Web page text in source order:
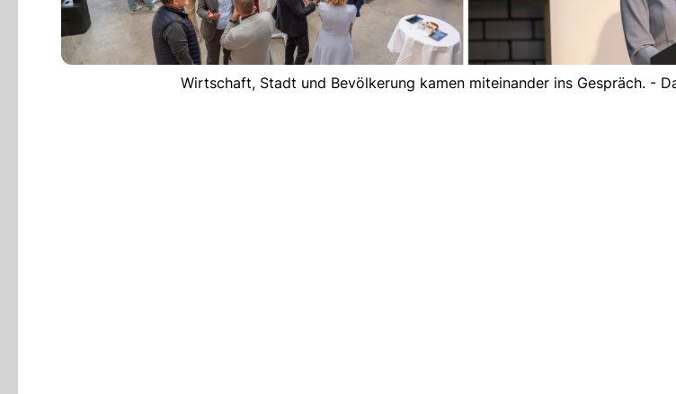
Wirtschaft, Stadt und Bevölkerung kamen miteinander ins Gespräch. -